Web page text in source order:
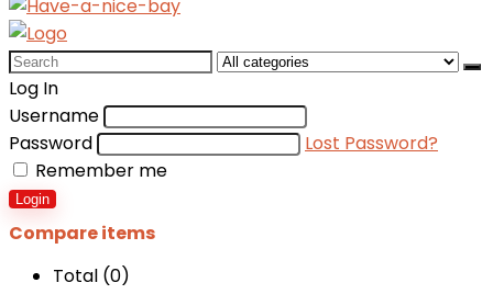
Search
for:
Log In
Username
Password
Lost Password?
Remember me
Login
Compare items
Total (0)